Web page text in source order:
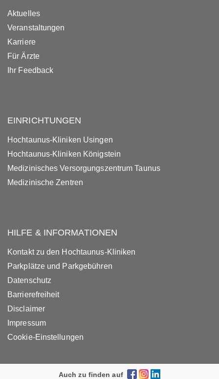
Aktuelles
Veranstaltungen
Karriere
Für Ärzte
Ihr Feedback
EINRICHTUNGEN
Hochtaunus-Kliniken Usingen
Hochtaunus-Kliniken Königstein
Medizinisches Versorgungszentrum Taunus
Medizinische Zentren
HILFE & INFORMATIONEN
Kontakt zu den Hochtaunus-Kliniken
Parkplätze und Parkgebühren
Datenschutz
Barrierefreiheit
Disclaimer
Impressum
Cookie-Einstellungen
Auch zu finden auf